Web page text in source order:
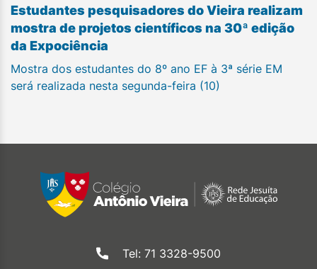
Estudantes pesquisadores do Vieira realizam
mostra de projetos científicos na 30ª edição
da Expociência
Mostra dos estudantes do 8º ano EF à 3ª série EM
será realizada nesta segunda-feira (10)
Tel: 71 3328-9500